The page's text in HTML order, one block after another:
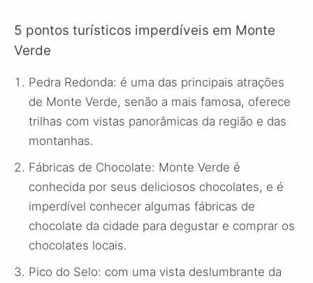
5 pontos turísticos imperdíveis em Monte
Verde
Pedra Redonda: é uma das principais atrações
de Monte Verde, senão a mais famosa, oferece
trilhas com vistas panorâmicas da região e das
montanhas.
Fábricas de Chocolate: Monte Verde é
conhecida por seus deliciosos chocolates, e é
imperdível conhecer algumas fábricas de
chocolate da cidade para degustar e comprar os
chocolates locais.
Pico do Selo: com uma vista deslumbrante da